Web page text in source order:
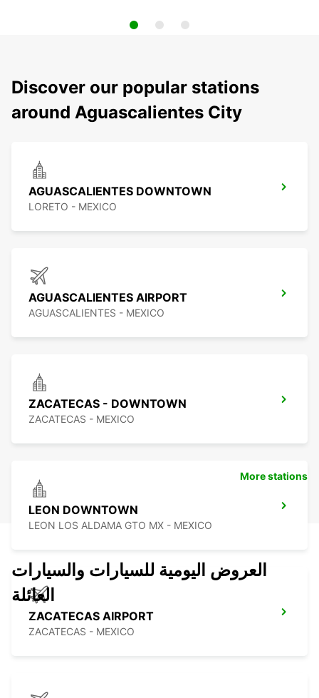
Discover our popular stations
around Aguascalientes City
AGUASCALIENTES DOWNTOWN
LORETO - MEXICO
AGUASCALIENTES AIRPORT
AGUASCALIENTES - MEXICO
ZACATECAS - DOWNTOWN
ZACATECAS - MEXICO
LEON DOWNTOWN
LEON LOS ALDAMA GTO MX - MEXICO
ZACATECAS AIRPORT
ZACATECAS - MEXICO
More stations
العروض اليومية للسيارات والسيارات
العائلة